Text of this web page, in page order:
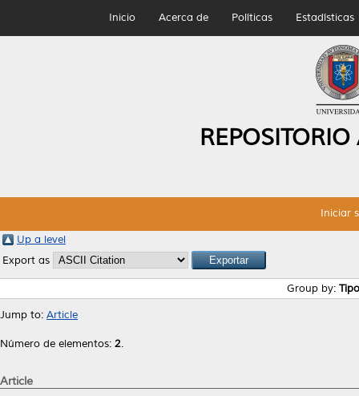
Inicio Acerca de Políticas Estadísticas
Iniciar
Up a level
Export as
Group by:
Jump to: Article
Número de elementos: 2.
Article